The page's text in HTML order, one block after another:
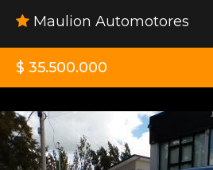
Maulion Automotores
$ 35.500.000